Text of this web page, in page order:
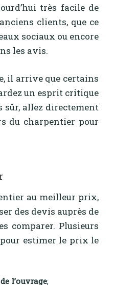
très facile de
clients, que ce
sociaux ou encore
les avis.
il arrive que certains
un esprit critique
sûr, allez directement
du charpentier pour
au meilleur prix,
des devis auprès de
comparer. Plusieurs
estimer le prix le
l’ouvrage;